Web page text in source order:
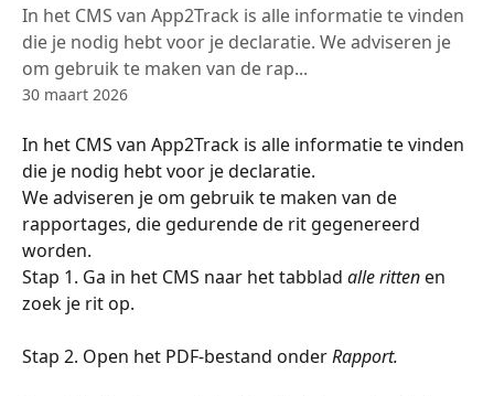
In het CMS van App2Track is alle informatie te vinden
die je nodig hebt voor je declaratie. We adviseren je
om gebruik te maken van de rap...
30 maart 2026
In het CMS van App2Track is alle informatie te vinden
die je nodig hebt voor je declaratie.
We adviseren je om gebruik te maken van de
rapportages, die gedurende de rit gegenereerd
worden.
Stap 1. Ga in het CMS naar het tabblad alle ritten en
zoek je rit op.
Stap 2. Open het PDF-bestand onder Rapport.